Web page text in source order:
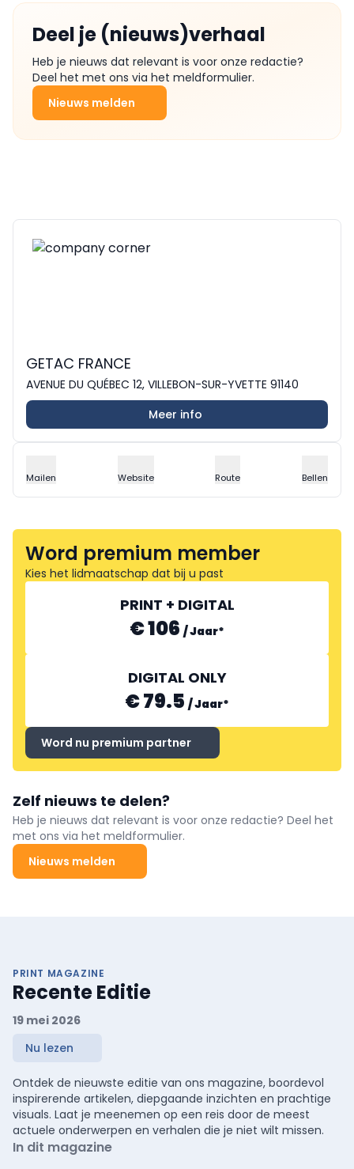
Deel je (nieuws)verhaal
Heb je nieuws dat relevant is voor onze redactie?
Deel het met ons via het meldformulier.
Nieuws melden
GETAC FRANCE
AVENUE DU QUÉBEC 12, VILLEBON-SUR-YVETTE 91140
Meer info
Mailen Website Route Bellen
Word premium member
Kies het lidmaatschap dat bij u past
PRINT + DIGITAL
€ 106 /Jaar*
DIGITAL ONLY
€ 79.5 /Jaar*
Word nu premium partner
Zelf nieuws te delen?
Heb je nieuws dat relevant is voor onze redactie? Deel het
met ons via het meldformulier.
Nieuws melden
PRINT MAGAZINE
Recente Editie
19 mei 2026
Nu lezen
Ontdek de nieuwste editie van ons magazine, boordevol
inspirerende artikelen, diepgaande inzichten en prachtige
visuals. Laat je meenemen op een reis door de meest
actuele onderwerpen en verhalen die je niet wilt missen.
In dit magazine